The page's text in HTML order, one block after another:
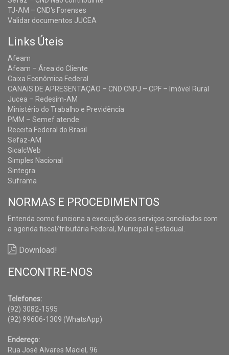
TJ-AM – CND's Forenses
Validar documentos JUCEA
Links Úteis
Afeam
Afeam – Área do Cliente
Caixa Econômica Federal
CANAIS DE APRESENTAÇÃO – CND CNPJ – CPF – Imóvel Rural
Jucea – Redesim-AM
Ministério do Trabalho e Previdência
PMM – Semef atende
Receita Federal do Brasil
Sefaz-AM
SicalcWeb
Simples Nacional
Sintegra
Suframa
NORMAS E PROCEDIMENTOS
Entenda como funciona a execução dos serviços conciliados com
a agenda fiscal/tributária Federal, Municipal e Estadual.
Download!
ENCONTRE-NOS
Telefones:
(92) 3082-1595
(92) 99606-1309 (WhatsApp)
Endereço:
Rua José Alvares Maciel, 96